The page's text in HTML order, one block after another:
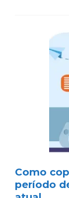
Como
período